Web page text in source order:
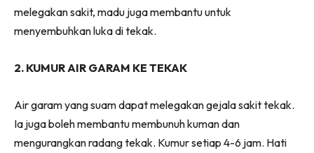
melegakan sakit, madu juga membantu untuk
menyembuhkan luka di tekak.
2. KUMUR AIR GARAM KE TEKAK
Air garam yang suam dapat melegakan gejala sakit tekak.
Ia juga boleh membantu membunuh kuman dan
mengurangkan radang tekak. Kumur setiap 4-6 jam. Hati